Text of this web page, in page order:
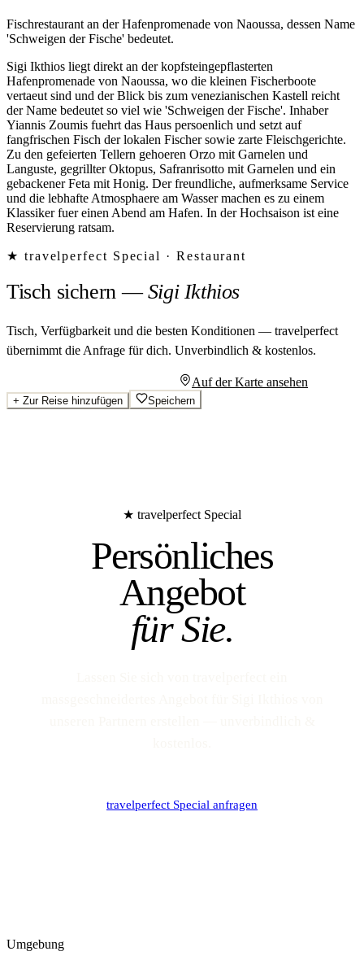
Fischrestaurant an der Hafenpromenade von Naoussa, dessen Name
'Schweigen der Fische' bedeutet.
Sigi Ikthios liegt direkt an der kopfsteingepflasterten
Hafenpromenade von Naoussa, wo die kleinen Fischerboote
vertaeut sind und der Blick bis zum venezianischen Kastell reicht
der Name bedeutet so viel wie 'Schweigen der Fische'. Inhaber
Yiannis Zoumis fuehrt das Haus persoenlich und setzt auf
fangfrischen Fisch der lokalen Fischer sowie zarte Fleischgerichte.
Zu den gefeierten Tellern gehoeren Orzo mit Garnelen und
Languste, gegrillter Oktopus, Safranrisotto mit Garnelen und ein
gebackener Feta mit Honig. Der freundliche, aufmerksame Service
und die lebhafte Atmosphaere am Wasser machen es zu einem
Klassiker fuer einen Abend am Hafen. In der Hochsaison ist eine
Reservierung ratsam.
★ travelperfect Special · Restaurant
Tisch sichern—Sigi Ikthios
Tisch, Verfügbarkeit und die besten Konditionen — travelperfect
übernimmt die Anfrage für dich. Unverbindlich & kostenlos.
Auf der Karte ansehen
+ Zur Reise hinzufügen Speichern
★ travelperfect Special
Persönliches
Angebot
für Sie.
travelperfect Special anfragen
Umgebung